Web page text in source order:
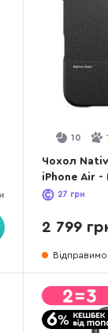
10
Чохол
iPhone Air -
(RECLA-BLK-
27 грн
2 799